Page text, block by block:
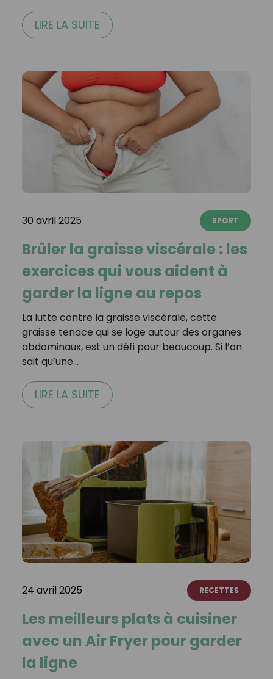
LIRE LA SUITE
30 avril 2025 SPORT
Brûler la graisse viscérale : les
exercices qui vous aident à
garder la ligne au repos
La lutte contre la graisse viscérale, cette
graisse tenace qui se loge autour des organes
abdominaux, est un défi pour beaucoup. Si l’on
sait qu’une…
LIRE LA SUITE
24 avril 2025 RECETTES
Les meilleurs plats à cuisiner
avec un Air Fryer pour garder
la ligne